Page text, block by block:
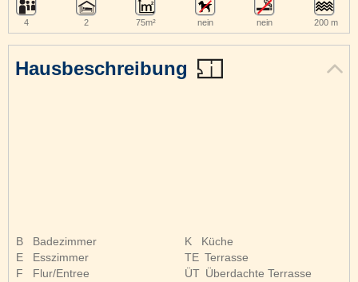
Hausbeschreibung
B
Badezimmer
E
Esszimmer
F
Flur/Entree
K
Küche
TE Terrasse
ÜT Überdachte Terrasse
4 2 75m² nein nein 200 m